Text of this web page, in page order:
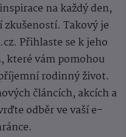
na každý den,
Takový je
Přihlaste se k jeho
které vám pomohou
rodinný život.
článcích, akcích a
odběr ve vaší e-